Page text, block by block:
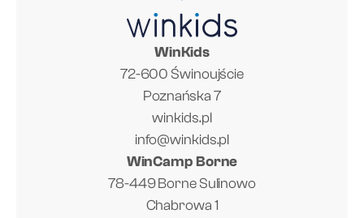
WinKids
72-600 Świnoujście
Poznańska 7
winkids.pl
info@winkids.pl
WinCamp Borne
78-449 Borne Sulinowo
Chabrowa 1